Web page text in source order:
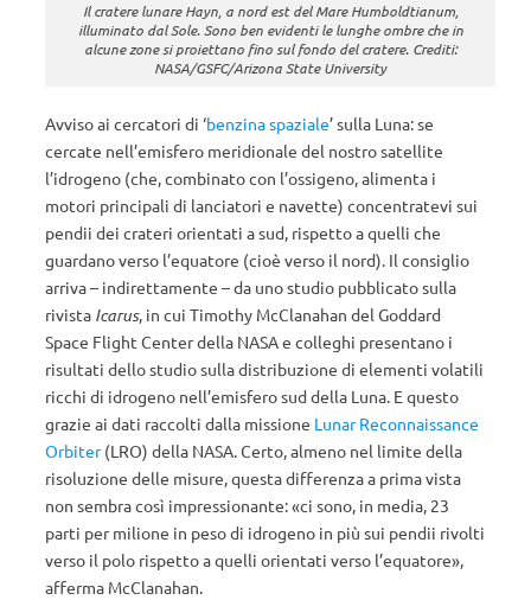
Il cratere lunare Hayn, a nord est del Mare Humboldtianum,
illuminato dal Sole. Sono ben evidenti le lunghe ombre che in
alcune zone si proiettano fino sul fondo del cratere. Crediti:
NASA/GSFC/Arizona State University
Avviso ai cercatori di ‘benzina spaziale’ sulla Luna: se
cercate nell’emisfero meridionale del nostro satellite
l’idrogeno (che, combinato con l’ossigeno, alimenta i
motori principali di lanciatori e navette) concentratevi sui
pendii dei crateri orientati a sud, rispetto a quelli che
guardano verso l’equatore (cioè verso il nord). Il consiglio
arriva – indirettamente – da uno studio pubblicato sulla
rivista Icarus, in cui Timothy McClanahan del Goddard
Space Flight Center della NASA e colleghi presentano i
risultati dello studio sulla distribuzione di elementi volatili
ricchi di idrogeno nell’emisfero sud della Luna. E questo
grazie ai dati raccolti dalla missione Lunar Reconnaissance
Orbiter(LRO) della NASA. Certo, almeno nel limite della
risoluzione delle misure, questa differenza a prima vista
non sembra così impressionante: «ci sono, in media, 23
parti per milione in peso di idrogeno in più sui pendii rivolti
verso il polo rispetto a quelli orientati verso l’equatore»,
afferma McClanahan.